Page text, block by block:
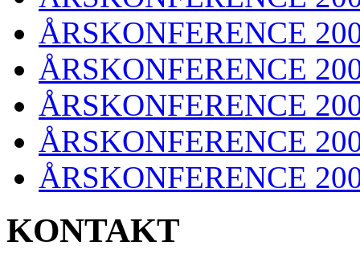
ÅRSKONFERENCE
ÅRSKONFERENCE
ÅRSKONFERENCE
ÅRSKONFERENCE
ÅRSKONFERENCE
KONTAKT